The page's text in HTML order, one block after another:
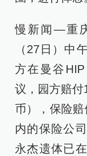
慢新闻—重
（27日）中
方在曼谷
议，园方赔
币），保险
内的保险公
永杰遗体已